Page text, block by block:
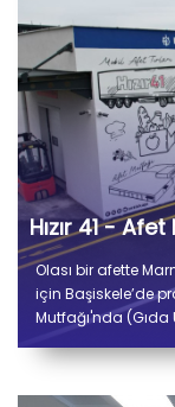
Hızır 41 -
Olası bir afette
için Başiskele’de
Mutfağı'nda (Gıda
tesiste kuru ve